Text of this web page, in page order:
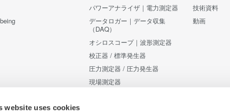
website uses cookies
パワーアナライザ｜電力測定器
データロガー｜データ収集
（DAQ）
オシロスコープ｜波形測定器
校正器 / 標準発生器
圧力測定器 / 圧力発生器
現場測定器
技術資料
動画